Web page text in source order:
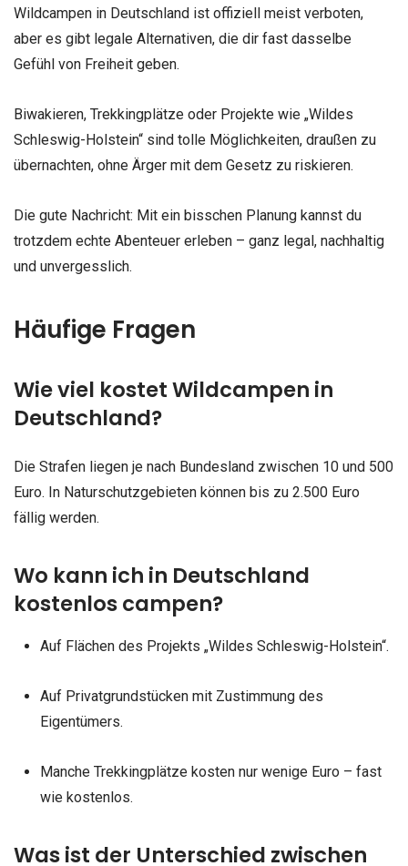
Wildcampen in Deutschland ist offiziell meist verboten,
aber es gibt legale Alternativen, die dir fast dasselbe
Gefühl von Freiheit geben.
Biwakieren, Trekkingplätze oder Projekte wie „Wildes
Schleswig-Holstein“ sind tolle Möglichkeiten, draußen zu
übernachten, ohne Ärger mit dem Gesetz zu riskieren.
Die gute Nachricht: Mit ein bisschen Planung kannst du
trotzdem echte Abenteuer erleben – ganz legal, nachhaltig
und unvergesslich.
Häufige Fragen
Wie viel kostet Wildcampen in
Deutschland?
Die Strafen liegen je nach Bundesland zwischen 10 und 500
Euro. In Naturschutzgebieten können bis zu 2.500 Euro
fällig werden.
Wo kann ich in Deutschland
kostenlos campen?
Auf Flächen des Projekts „Wildes Schleswig-Holstein“.
Auf Privatgrundstücken mit Zustimmung des
Eigentümers.
Manche Trekkingplätze kosten nur wenige Euro – fast
wie kostenlos.
Was ist der Unterschied zwischen